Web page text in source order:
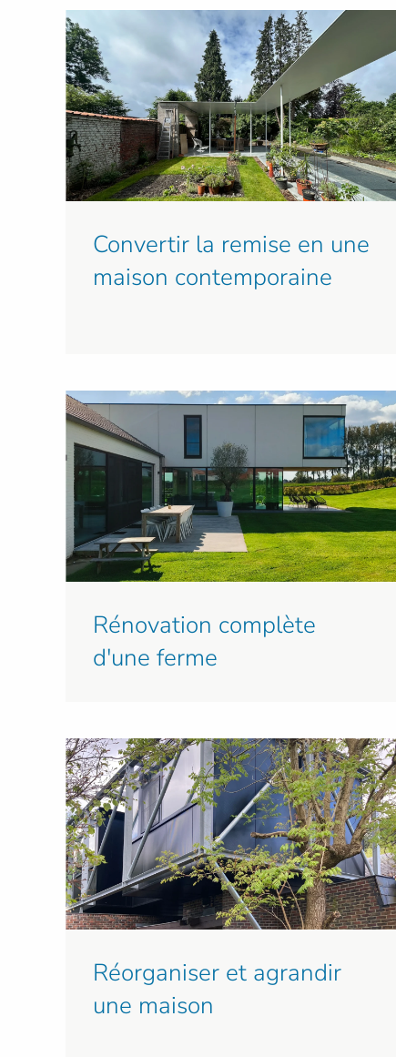
Convertir la remise en une
maison contemporaine
Rénovation complète
d'une ferme
Réorganiser et agrandir
une maison